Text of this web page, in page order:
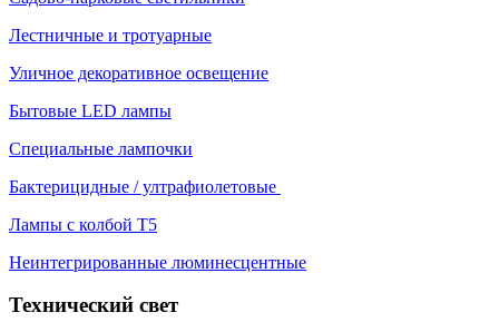
Лестничные и тротуарные
Уличное декоративное освещение
Бытовые LED лампы
Специальные лампочки
Бактерицидные / ултрафиолетовые
Лампы с колбой Т5
Неинтегрированные люминесцентные
Технический свет